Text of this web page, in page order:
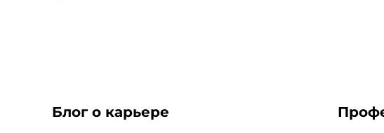
Блог о карьере